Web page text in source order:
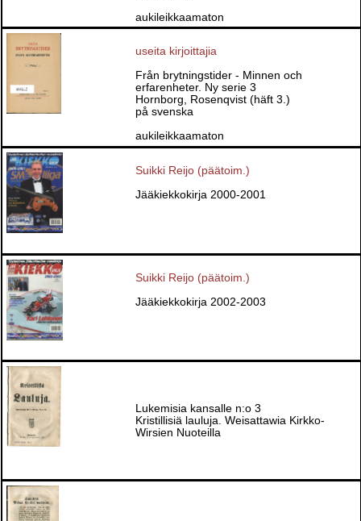
aukileikkaamaton
useita kirjoittajia
Från brytningstider - Minnen och
erfarenheter. Ny serie 3
Hornborg, Rosenqvist (häft 3.)
på svenska
aukileikkaamaton
Suikki Reijo (päätoim.)
Jääkiekkokirja 2000-2001
Suikki Reijo (päätoim.)
Jääkiekkokirja 2002-2003
Lukemisia kansalle n:o 3
Kristillisiä lauluja. Weisattawia Kirkko-
Wirsien Nuoteilla